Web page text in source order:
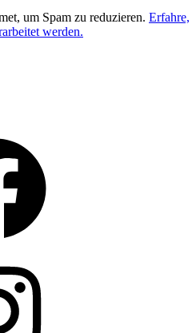
um Spam zu reduzieren. Erfahre,
werden.